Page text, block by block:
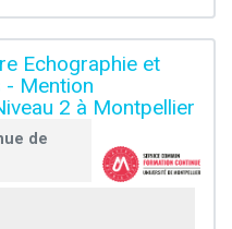
Echographie et
- Mention
2 à Montpellier
de